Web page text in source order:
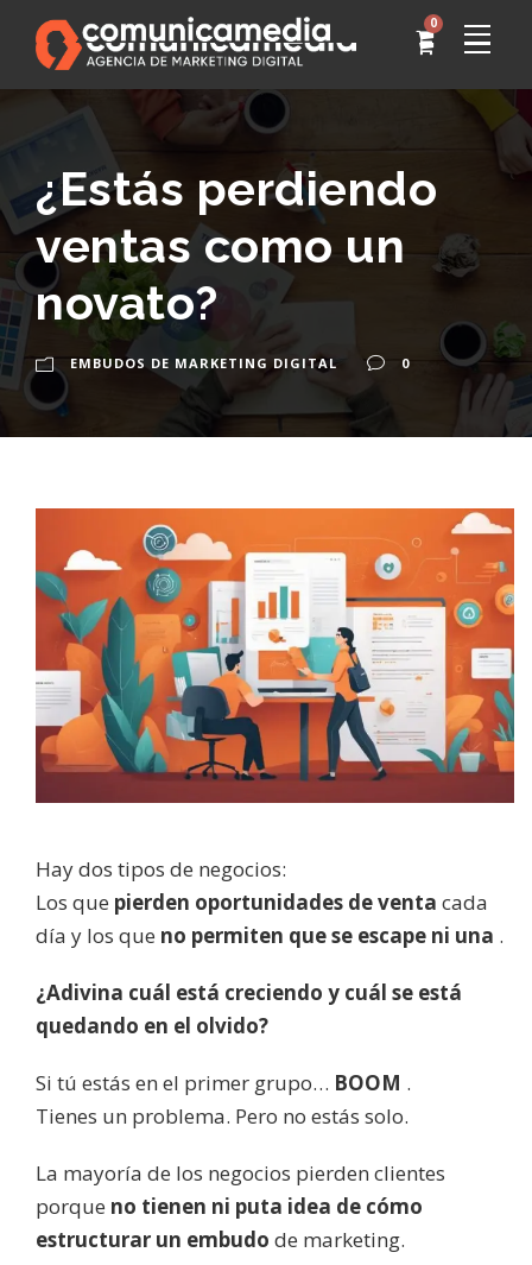
0
¿Estás perdiendo
ventas como un
novato?
EMBUDOS DE MARKETING DIGITAL 0
Hay dos tipos de negocios:
Los que pierden oportunidades de venta cada
día y los que no permiten que se escape ni una .
¿Adivina cuál está creciendo y cuál se está
quedando en el olvido?
Si tú estás en el primer grupo… BOOM .
Tienes un problema. Pero no estás solo.
La mayoría de los negocios pierden clientes
porque no tienen ni puta idea de cómo
estructurar un embudo de marketing.